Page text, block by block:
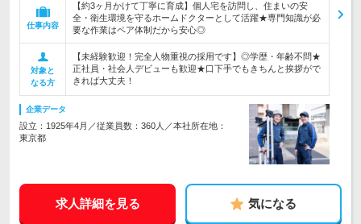
仕事内容
【約3ヶ月かけて丁寧に育成】個人宅を訪問し、住まいの安
全・衛生環境を守るホームドクターとして活躍★専門知識が必
要な作業はペア体制だから安心◎
対象と
なる方
【未経験歓迎！完全人物重視の採用です】◎学歴・年齢不問★
正社員・社会人デビューも歓迎★口下手でもきちんと挨拶がで
きれば大丈夫！
企業データ
設立：1925年4月／従業員数：360人／本社所在地：
東京都
求人詳細を見る 気になる